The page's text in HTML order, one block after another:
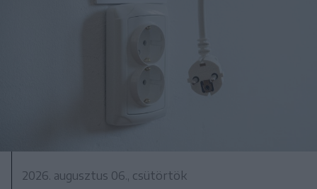
2026. augusztus 06., csütörtök